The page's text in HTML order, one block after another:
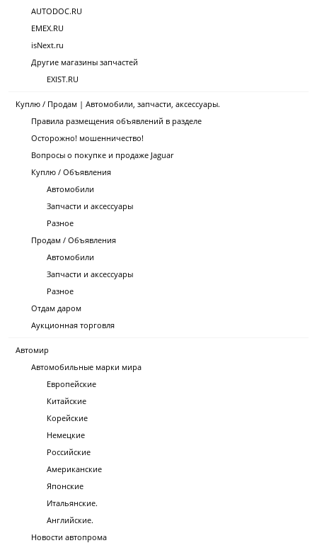
AUTODOC.RU
EMEX.RU
isNext.ru
Другие магазины запчастей
EXIST.RU
Куплю / Продам | Автомобили, запчасти, аксессуары.
Правила размещения объявлений в разделе
Осторожно! мошенничество!
Вопросы о покупке и продаже Jaguar
Куплю / Объявления
Автомобили
Запчасти и аксессуары
Разное
Продам / Объявления
Автомобили
Запчасти и аксессуары
Разное
Отдам даром
Аукционная торговля
Автомир
Автомобильные марки мира
Европейские
Китайские
Корейские
Немецкие
Российские
Американские
Японские
Итальянские.
Английские.
Новости автопрома